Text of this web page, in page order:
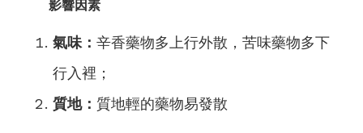
影響因素
氣味 ： 辛香藥物多上行外散，苦味藥物多下
行入裡；
質地： 質地輕的藥物易發散